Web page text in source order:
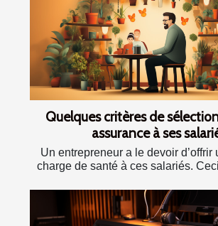
Quelques critères de
assurance à ses
Un entrepreneur a le devoir d’offrir
charge de santé à ces salariés.